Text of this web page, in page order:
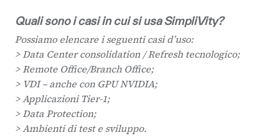
Quali sono i casi in cui si usa SimpliVity?
Possiamo elencare i seguenti casi d’uso:
> Data Center consolidation / Refresh tecnologico;
> Remote Office/Branch Office;
> VDI – anche con GPU NVIDIA;
> Applicazioni Tier-1;
> Data Protection;
> Ambienti di test e sviluppo.